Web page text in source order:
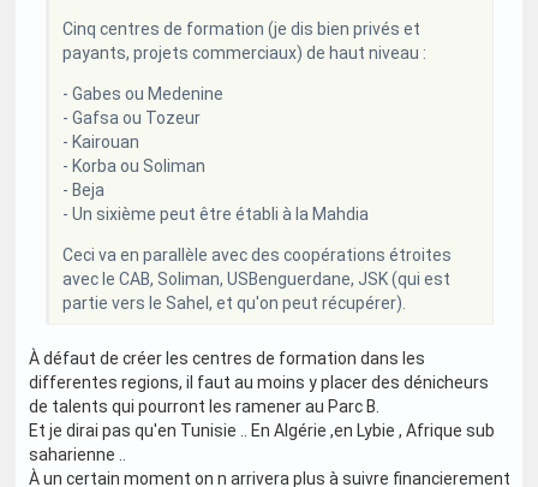
Cinq centres de formation (je dis bien privés et
payants, projets commerciaux) de haut niveau :
- Gabes ou Medenine
- Gafsa ou Tozeur
- Kairouan
- Korba ou Soliman
- Beja
- Un sixième peut être établi à la Mahdia
Ceci va en parallèle avec des coopérations étroites
avec le CAB, Soliman, USBenguerdane, JSK (qui est
partie vers le Sahel, et qu'on peut récupérer).
À défaut de créer les centres de formation dans les
differentes regions, il faut au moins y placer des dénicheurs
de talents qui pourront les ramener au Parc B.
Et je dirai pas qu'en Tunisie .. En Algérie ,en Lybie , Afrique sub
saharienne ..
À un certain moment on n arrivera plus à suivre financierement